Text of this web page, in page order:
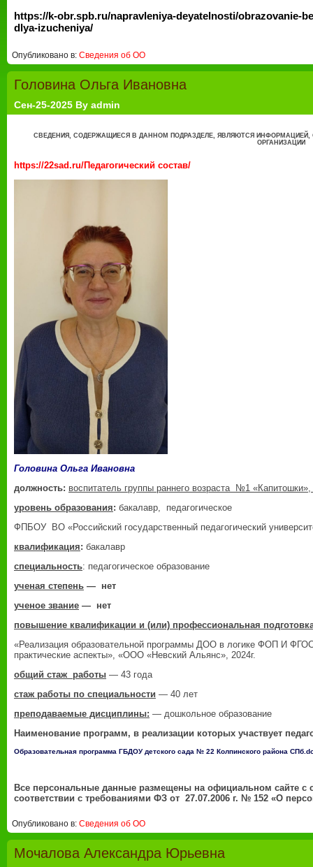
https://k-obr.spb.ru/napravleniya-deyatelnosti/obrazovanie-
dlya-izucheniya/
Опубликовано в: Сведения об ОО
Головина Ольга Ивановна
Сен-25-2025 By admin
СВЕДЕНИЯ, СОДЕРЖАЩИЕСЯ В ДАННОМ ПОДРАЗДЕЛЕ, ЯВЛЯЮТСЯ
ОРГАНИЗАЦИИ
https://22sad.ru/Педагогический состав/
Головина Ольга Ивановна
должность: воспитатель группы раннего возраста №1
уровень образования: бакалавр, педагогическое
ФПБОУ ВО «Российский государственный педагогический
квалификация: бакалавр
специальность: педагогическое образование
ученая степень — нет
ученое звание — нет
повышение квалификации и (или) профессиональная
«Реализация образовательной программы ДОО в логике ФОП И ФГОС
практические аспекты», «ООО «Невский Альянс», 2024г.
общий стаж работы — 43 года
стаж работы по специальности — 40 лет
преподаваемые дисциплины: — дошкольное образование
Наименование программ, в реализации которых участвует
Образовательная программа ГБДОУ детского сада № 22 Колпинского района
Все персональные данные размещены на официальном сайте с
соответствии с требованиями ФЗ от 27.07.2006 г. № 152 «О
Опубликовано в: Сведения об ОО
Мочалова Александра Юрьевна